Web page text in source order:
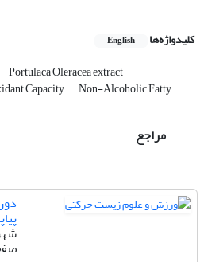
کلیدواژه‌ها English
Portulaca Oleracea extract
Capacity Non-Alcoholic Fatty
مراجع